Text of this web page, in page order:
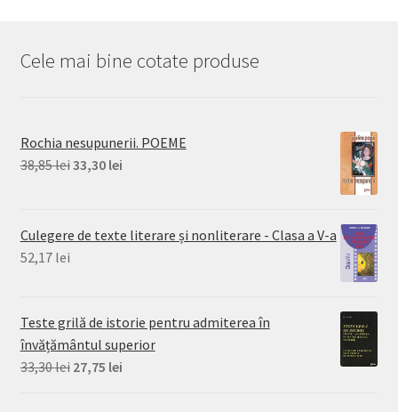
Cele mai bine cotate produse
Rochia nesupunerii. POEME
38,85leiPrețul
fost:
33,30 leiPrețul
33,30 lei.
Culegere de texte literare și nonliterare - Clasa a V-a
52,17 lei
Teste grilă de istorie pentru admiterea în
învățământul superior
33,30lei Prețul
27,75 leiPrețul